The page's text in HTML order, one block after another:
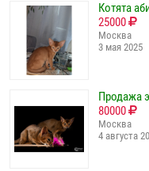
Котята
25000
Москва
3 мая 2025
Продажа
80000
Москва
4 августа